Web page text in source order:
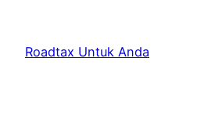
content
Roadtax Untuk Anda